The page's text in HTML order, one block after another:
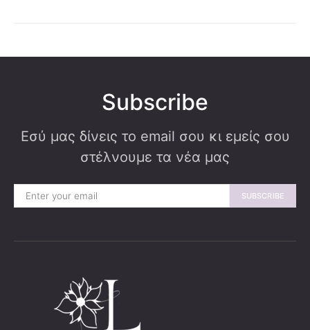
Subscribe
Εσύ μας δίνεις το email σου κι εμείς σου
στέλνουμε τα νέα μας
SUBSCRIBE